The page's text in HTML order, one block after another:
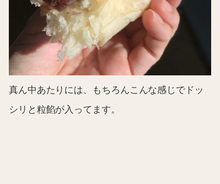
真ん中あたりには、もちろんこんな感じでドッ
シリと粒餡が入ってます。